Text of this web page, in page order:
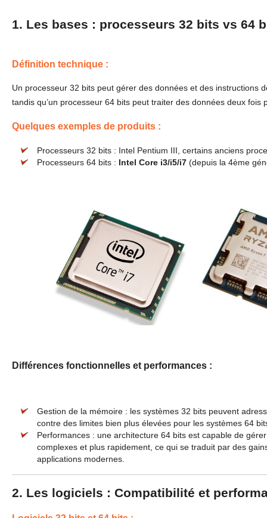
1. Les bases : processeurs 32 bits vs 64
Définition technique :
Un processeur 32 bits peut gérer des données et des instructions
tandis qu’un processeur 64 bits peut traiter des données deux fois
Quelques exemples de produits :
Processeurs 32 bits : Intel Pentium III, certains anciens
Processeurs 64 bits : Intel Core i3/i5/i7 (depuis la 4ème
Différences fonctionnelles et performances :
Gestion de la mémoire : les systèmes 32 bits peuvent
contre des limites bien plus élevées pour les systèmes 64
Performances : une architecture 64 bits est capable de
complexes et plus rapidement, ce qui se traduit par des
applications modernes.
2. Les logiciels : Compatibilité et